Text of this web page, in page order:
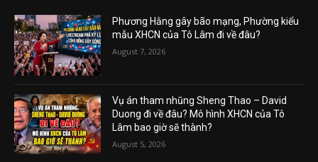
Phương Hằng gây bão mạng, Phường kiểu
mẫu XHCN của Tô Lâm đi về đâu?
August 7, 2026
Vụ án tham nhũng Sheng Thao – David
Duong đi về đâu? Mô hình XHCN của Tô
Lâm bao giờ sẽ thành?
August 5, 2026